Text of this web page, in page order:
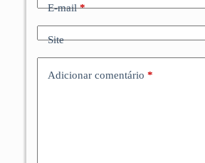
E-mail*
Site
Adicionar comentário *